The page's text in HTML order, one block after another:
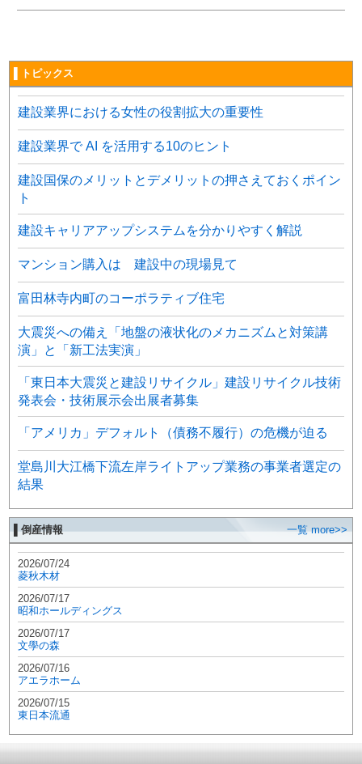
▌トピックス
建設業界における女性の役割拡大の重要性
建設業界で AI を活用する10のヒント
建設国保のメリットとデメリットの押さえておくポイン
ト
建設キャリアアップシステムを分かりやすく解説
マンション購入は 建設中の現場見て
富田林寺内町のコーポラティブ住宅
大震災への備え「地盤の液状化のメカニズムと対策講
演」と「新工法実演」
「東日本大震災と建設リサイクル」建設リサイクル技術
発表会・技術展示会出展者募集
「アメリカ」デフォルト（債務不履行）の危機が迫る
堂島川大江橋下流左岸ライトアップ業務の事業者選定の
結果
▌倒産情報 一覧 more>>
2026/07/24
菱秋木材
2026/07/17
昭和ホールディングス
2026/07/17
文學の森
2026/07/16
アエラホーム
2026/07/15
東日本流通